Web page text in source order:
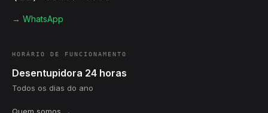
→ WhatsApp
HORÁRIO DE FUNCIONAMENTO
Desentupidora 24 horas
Todos os dias do ano